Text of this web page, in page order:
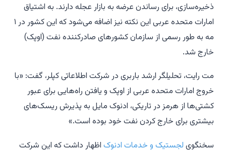
ذخیره‌سازی، برای رساندن عرضه به بازار عجله دارند. به اشتیاق
امارات متحده عربی این نکته نیز اضافه می‌شود که این کشور در ۱
مه به طور رسمی از سازمان کشورهای صادرکننده نفت (اوپک)
خارج شد.
مت رایت، تحلیلگر ارشد باربری در شرکت اطلاعاتی کپلر، گفت: «با
خروج امارات متحده عربی از اوپک و یافتن راه‌هایی برای عبور
کشتی‌ها از هرمز در تاریکی، ادنوک مایل به پذیرش ریسک‌های
بیشتری برای خارج کردن نفت خود بوده است.»
سخنگوی لجستیک و خدمات ادنوک اظهار داشت که این شرکت